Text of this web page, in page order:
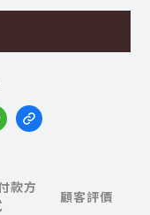
款方
顧客評價